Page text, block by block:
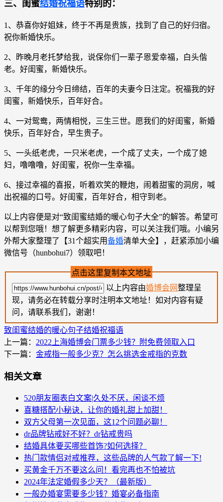
三、闺蜜结婚祝福语特别的：
1、恭喜你好姐妹，终于不再是贵族，找到了自己的好归宿。
祝你新婚快乐。
2、昨晚月老托梦给我，说保你们一辈子恩爱幸福，白头偕
老。好闺蜜，新婚快乐。
3、千年的缘分今日缔结，百年的夫妻今日注定。祝福我的好
闺蜜，新婚快乐，百年好合。
4、一对鸳鸯，两情相悦，三生三世。愿我们的好闺蜜，新婚
快乐，百年好合，早生贵子。
5、一头纸老虎，一只米老虎，一个成了丈夫，一个成了媳
妇，噜噜噜，好闺蜜，祝你一生幸福。
6、接过幸福的喜报，听着欢笑的鞭炮，闹着甜蜜的洞房，喊
出祝福的口号。好闺蜜，百年好合，相守到老。
以上内容便是对“致闺蜜结婚的暖心句子大全”的解答。希望可
以帮到您哦！想了解更多精彩内容，可以关注我们哦。小编另
外帮大家整理了【31个超实用备婚清单大全】，赶紧添加小编
微信号（hunbohui7）领取吧！
点击这里复制本文地址
以上内容由婚博会网整理呈
现，请务必在转载分享时注明本文地址！如对内容有疑
问，请联系我们，谢谢！
致闺蜜结婚的暖心句子结婚祝福语
上一篇： 2022上海婚博会门票多少钱？附免费领取入口
下一篇： 金戒指一般多少克？怎么挑选金戒指的克数
相关文章
520朋友圈表白文案|久处不厌，闲谈不烦
喜糖搭配小秘诀，让你的婚礼甜上加甜！
双方父母第一次见面，这12个问题必聊！
dr品牌钻戒好不好？dr钻戒贵吗
结婚具体要买哪些首饰?如何选择？
热门款情侣对戒推荐，这些品牌的人气款了解一下!
买黄金千万不要这么问！看完再也不怕被坑
2024年法定婚假多少天？（最新版）
一般办婚宴需要多少钱？婚宴必备指南